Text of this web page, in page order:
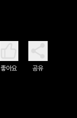
좋아요 공유